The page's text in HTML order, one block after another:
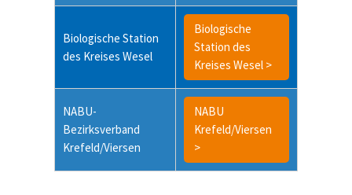
Biologische Station
des Kreises Wesel
Biologische
Station des
Kreises Wesel >
NABU-
Bezirksverband
Krefeld/Viersen
NABU
Krefeld/Viersen
>